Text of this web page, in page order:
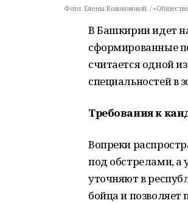
Фото: Елены Колоколовой. /
В Башкирии идет
сформированные
считается одной
специальностей в
Требования к
Вопреки
под обстрелами, а
уточняют в
бойца и